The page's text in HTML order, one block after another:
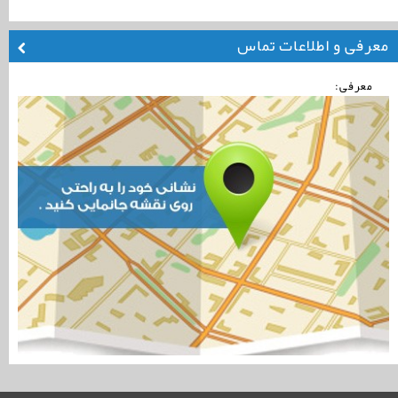
معرفی و اطلاعات تماس
معرفی: